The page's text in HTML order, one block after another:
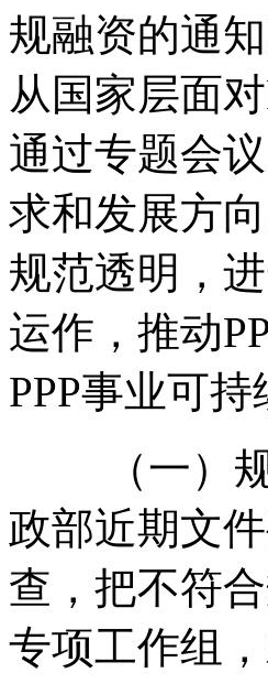
规融资的通
从国家层面
通过专题会
求和发展方
规范透明，
运作，推动
PPP事业可持
（一）规
政部近期文
查，把不符
专项工作组